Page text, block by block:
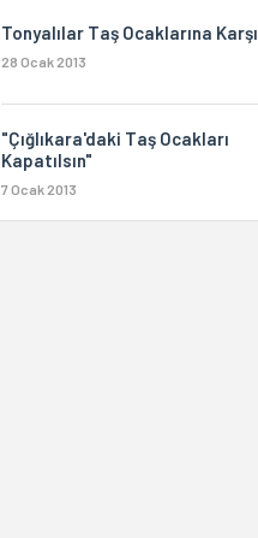
Tonyalılar Taş Ocaklarına Karşı
28 Ocak 2013
"Çığlıkara'daki Taş Ocakları
Kapatılsın"
7 Ocak 2013